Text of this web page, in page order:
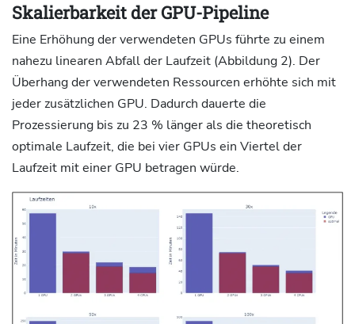
Skalierbarkeit der GPU-Pipeline
Eine Erhöhung der verwendeten GPUs führte zu einem
nahezu linearen Abfall der Laufzeit (Abbildung 2). Der
Überhang der verwendeten Ressourcen erhöhte sich mit
jeder zusätzlichen GPU. Dadurch dauerte die
Prozessierung bis zu 23 % länger als die theoretisch
optimale Laufzeit, die bei vier GPUs ein Viertel der
Laufzeit mit einer GPU betragen würde.